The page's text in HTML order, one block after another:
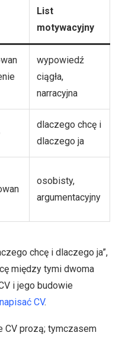
List
motywacyjny
wypowiedź
ciągła,
narracyjna
dlaczego chcę i
dlaczego ja
osobisty,
argumentacyjny
chcę i dlaczego ja”,
między tymi dwoma
i jego budowie
CV.
CV prozą; tymczasem